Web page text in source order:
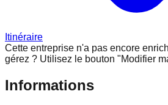
Itinéraire
Cette entreprise n'a pas encore
gérez ? Utilisez le bouton "Modifier
Informations